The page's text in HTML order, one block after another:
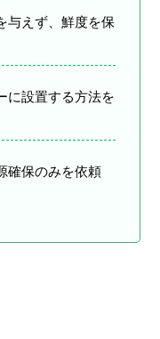
与えず、鮮度を保
に設置する方法を
確保のみを依頼